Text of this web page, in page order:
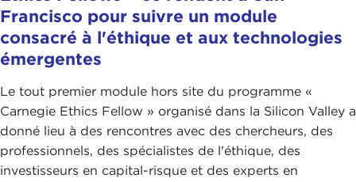
Francisco pour suivre un module
consacré à l'éthique et aux technologies
émergentes
Le tout premier module hors site du programme «
Carnegie Ethics Fellow » organisé dans la Silicon Valley a
donné lieu à des rencontres avec des chercheurs, des
professionnels, des spécialistes de l'éthique, des
investisseurs en capital-risque et des experts en